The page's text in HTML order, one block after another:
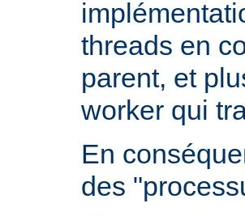
threads en
parent, et
worker qui
En
des